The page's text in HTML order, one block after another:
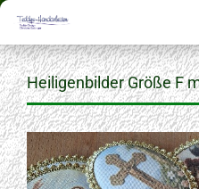
Heiligenbilder Größe F